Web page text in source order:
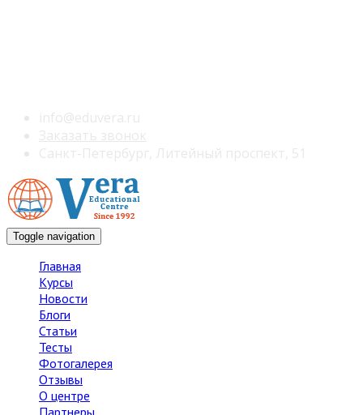
Toggle navigation
Главная
Курсы
Новости
Блоги
Статьи
Тесты
Фотогалерея
Отзывы
О центре
Партнеры